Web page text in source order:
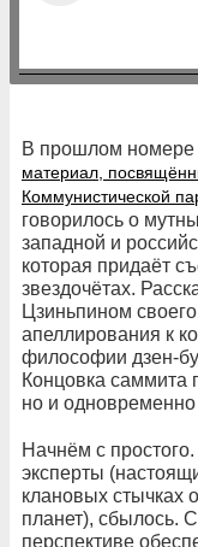
В прошлом номере
материал,
Коммунистической
говорилось о
западной и
которая придаёт
звездочётах.
Цзиньпином
апеллирования к
философии дзен-
Концовка саммита
но и
Начнём с
эксперты
клановых стычках
планет), сбылось.
перспективе